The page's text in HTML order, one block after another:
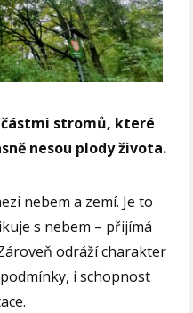
stromů, které
nesou plody života.
nebem a zemí. Je to
s nebem – přijímá
odráží charakter
i schopnost